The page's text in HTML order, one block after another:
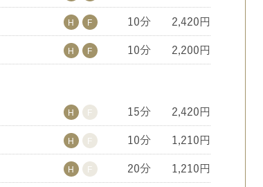
10分 2,420円
10分 2,200円
15分 2,420円
10分 1,210円
20分 1,210円